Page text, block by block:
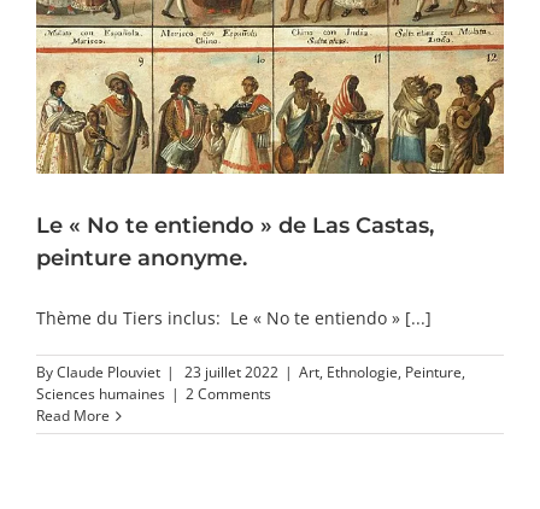
Le « No te entiendo » de Las Castas,
peinture anonyme.
Thème du Tiers inclus: Le « No te entiendo » [...]
ByClaude Plouviet | 23 juillet 2022 | Art, Ethnologie, Peinture,
Sciences humaines | 2 Comments
Read More